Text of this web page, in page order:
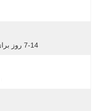
7-14 روز برای نمونه ها، 35-60 روز برای تولید انبوه